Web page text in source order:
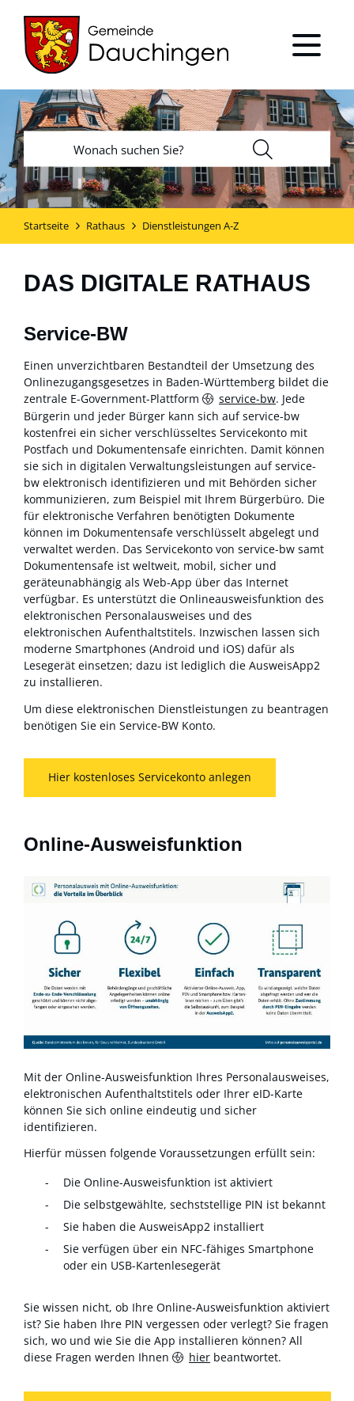
Startseite Rathaus Dienstleistungen A-Z
DAS DIGITALE RATHAUS
Service-BW
Einen unverzichtbaren Bestandteil der Umsetzung des
Onlinezugangsgesetzes in Baden-Württemberg bildet die
zentrale E-Government-Plattform
service-bw. Jede
Bürgerin und jeder Bürger kann sich auf service-bw
kostenfrei ein sicher verschlüsseltes Servicekonto mit
Postfach und Dokumentensafe einrichten. Damit können
sie sich in digitalen Verwaltungsleistungen auf service-
bw elektronisch identifizieren und mit Behörden sicher
kommunizieren, zum Beispiel mit Ihrem Bürgerbüro. Die
für elektronische Verfahren benötigten Dokumente
können im Dokumentensafe verschlüsselt abgelegt und
verwaltet werden. Das Servicekonto von service-bw samt
Dokumentensafe ist weltweit, mobil, sicher und
geräteunabhängig als Web-App über das Internet
verfügbar. Es unterstützt die Onlineausweisfunktion des
elektronischen Personalausweises und des
elektronischen Aufenthaltstitels. Inzwischen lassen sich
moderne Smartphones (Android und iOS) dafür als
Lesegerät einsetzen; dazu ist lediglich die AusweisApp2
zu installieren.
Um diese elektronischen Dienstleistungen zu beantragen
benötigen Sie ein Service-BW Konto.
Hier kostenloses Servicekonto anlegen
Online-Ausweisfunktion
Mit der Online-Ausweisfunktion Ihres Personalausweises,
elektronischen Aufenthaltstitels oder Ihrer eID-Karte
können Sie sich online eindeutig und sicher
identifizieren.
Hierfür müssen folgende Voraussetzungen erfüllt sein:
Die Online-Ausweisfunktion ist aktiviert
Die selbstgewählte, sechststellige PIN ist bekannt
Sie haben die AusweisApp2 installiert
Sie verfügen über ein NFC-fähiges Smartphone
oder ein USB-Kartenlesegerät
Sie wissen nicht, ob Ihre Online-Ausweisfunktion aktiviert
ist? Sie haben Ihre PIN vergessen oder verlegt? Sie fragen
sich, wo und wie Sie die App installieren können? All
diese Fragen werden Ihnen
hier beantwortet.